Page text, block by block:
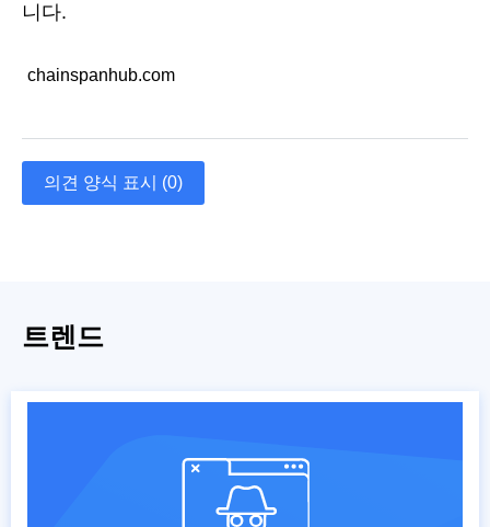
니다.
chainspanhub.com
의견 양식 표시 (0)
트렌드